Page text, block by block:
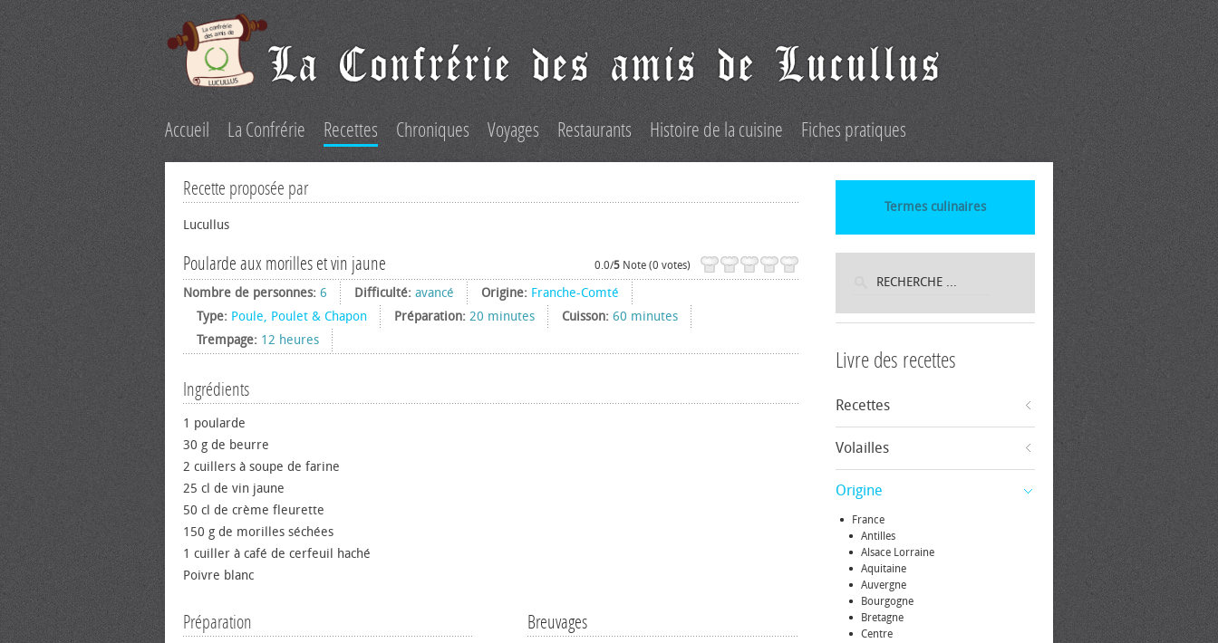
Accueil La Confrérie Recettes Chroniques Voyages Restaurants Histoire de la cuisine Fiches pratiques
Recette proposée par
Lucullus
Poularde aux morilles et vin jaune 0.0/5 Note (0 votes)
Nombre de personnes: 6 Difficulté: avancé Origine: Franche-Comté
Type: Poule, Poulet & Chapon Préparation: 20 minutes Cuisson: 60 minutes
Trempage: 12 heures
Ingrédients
1 poularde
30 g de beurre
2 cuillers à soupe de farine
25 cl de vin jaune
50 cl de crème fleurette
150 g de morilles séchées
1 cuiller à café de cerfeuil haché
Poivre blanc
Breuvages
Préparation
Termes culinaires
Livre des recettes
Recettes
Volailles
Origine
France
Antilles
Alsace Lorraine
Aquitaine
Auvergne
Bourgogne
Bretagne
Centre